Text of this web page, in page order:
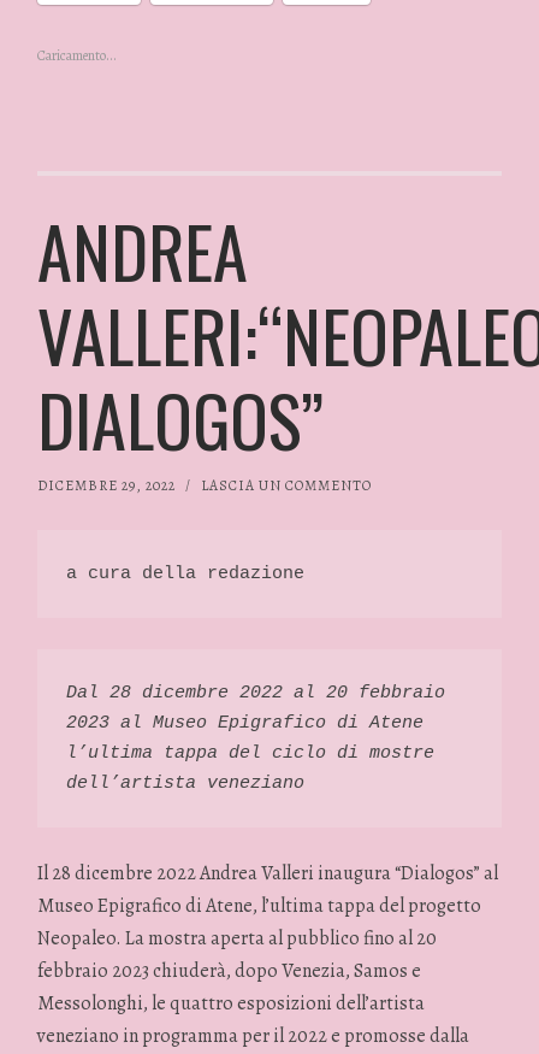
Caricamento...
ANDREA
DIALOGOS”
DICEMBRE 29, 2022 / LASCIA UN COMMENTO
a cura della redazione
Dal 28 dicembre 2022 al 20 febbraio
2023 al Museo Epigrafico di Atene
l’ultima tappa del ciclo di mostre
dell’artista veneziano
Il 28 dicembre 2022 Andrea Valleri inaugura “Dialogos” al
Museo Epigrafico di Atene, l’ultima tappa del progetto
Neopaleo. La mostra aperta al pubblico fino al 20
febbraio 2023 chiuderà, dopo Venezia, Samos e
Messolonghi, le quattro esposizioni dell’artista
veneziano in programma per il 2022 e promosse dalla